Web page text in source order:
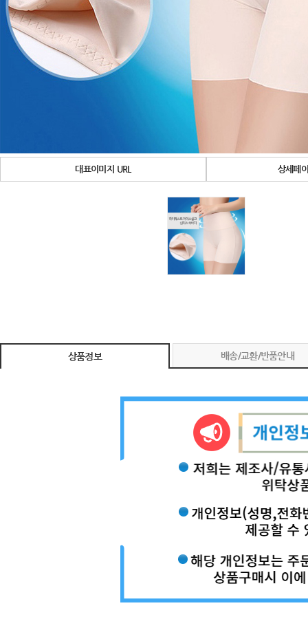
대표이미지 URL 상세페
상품정보 배송/교환/반품안내